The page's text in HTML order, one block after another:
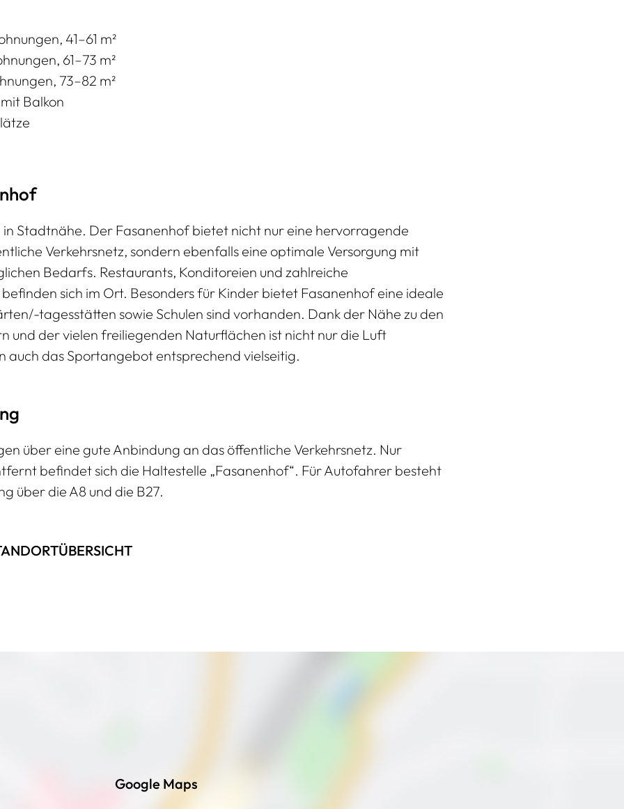
41–61 m²
61–73 m²
73–82 m²
Balkon
Stadtnähe. Der Fasanenhof bietet nicht nur eine hervorragende
Verkehrsnetz, sondern ebenfalls eine optimale Versorgung mit
Bedarfs. Restaurants, Konditoreien und zahlreiche
sich im Ort. Besonders für Kinder bietet Fasanenhof eine ideale
tagesstätten sowie Schulen sind vorhanden. Dank der Nähe zu den
und der vielen freiliegenden Naturflächen ist nicht nur die Luft
auch das Sportangebot entsprechend vielseitig.
über eine gute Anbindung an das öffentliche Verkehrsnetz. Nur
befindet sich die Haltestelle „Fasanenhof“. Für Autofahrer besteht
über die A8 und die B27.
Google Maps